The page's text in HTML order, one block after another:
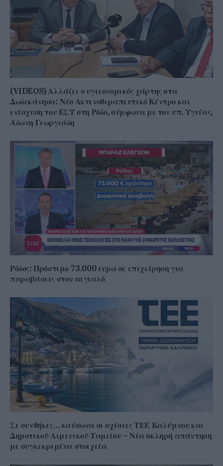
(VIDEOS) Αλλάζει ο υγειονομικός χάρτης στα
Δωδεκάνησα: Νέο Ακτινοθεραπευτικό Κέντρο και
ενίσχυση του ΕΣΥ στη Ρόδο, σύμφωνα με τον υπ. Υγείας,
Άδωνη Γεωργιάδη
Ρόδος: Πρόστιμο 73.000 ευρώ σε επιχείρηση για
παραβάσεις στον αιγιαλό
Σε συνθήκες… καύσωνα οι σχέσεις ΤΕΕ Καλύμνου και
Δημοτικού Λιμενικού Ταμείου – Νέα σκληρή απάντηση
με συγκεκριμένα στοιχεία